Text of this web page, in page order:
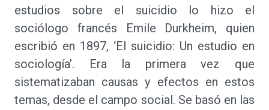
estudios sobre el suicidio lo hizo el
sociólogo francés Emile Durkheim, quien
escribió en 1897, ‘El suicidio: Un estudio en
sociología’. Era la primera vez que
sistematizaban causas y efectos en estos
temas, desde el campo social. Se basó en las